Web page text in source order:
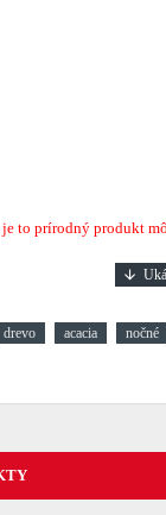
to prírodný produkt
drevo acacia nočné